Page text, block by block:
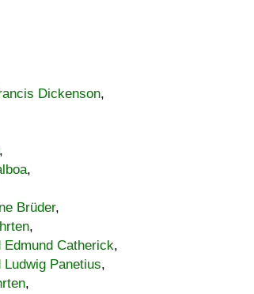
Dickenson,
,
,
Brüder,
,
Edmund Catherick,
Panetius,
,